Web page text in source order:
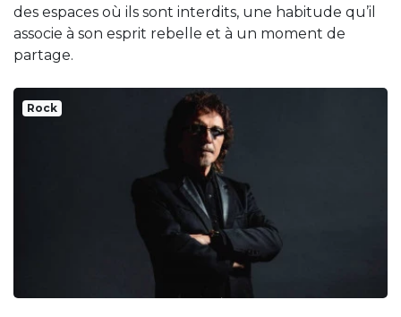
des espaces où ils sont interdits, une habitude qu’il
associe à son esprit rebelle et à un moment de
partage.
Rock